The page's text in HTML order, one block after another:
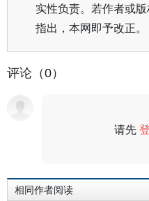
实性负责。若作者或
指出，本网即予改正。
评论（0）
请先
相同作者阅读